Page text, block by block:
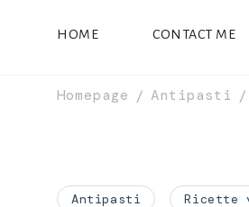
HOME CONTACT ME
Homepage / Antipasti /
Antipasti Ricette